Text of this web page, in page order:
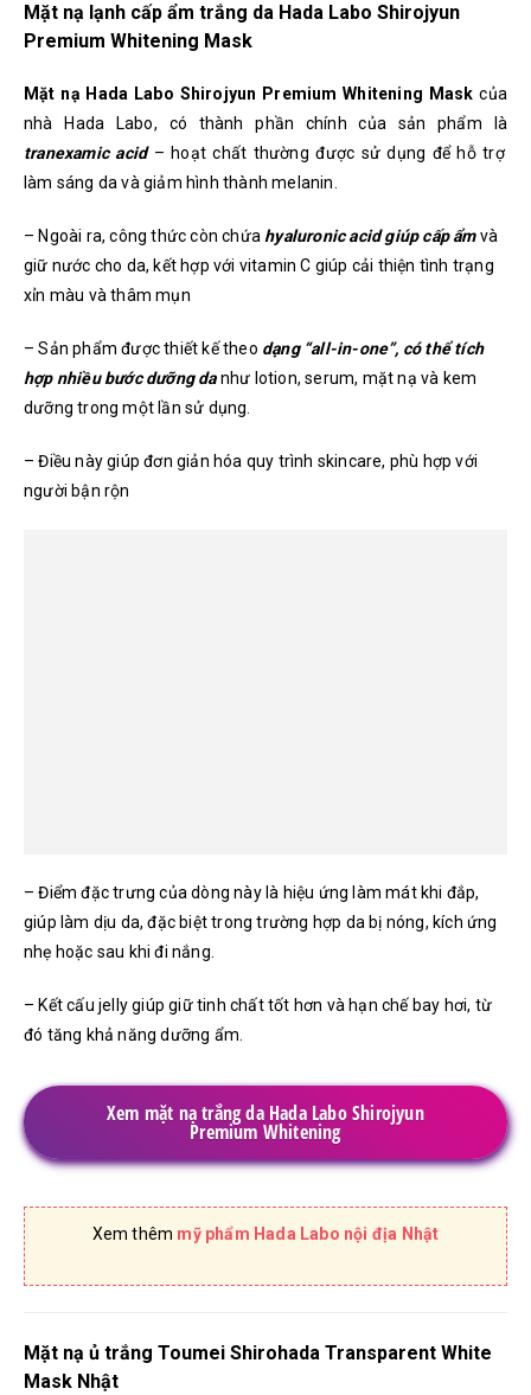
Mặt nạ lạnh cấp ẩm trắng da Hada Labo Shirojyun
Premium Whitening Mask
Mặt nạ Hada Labo Shirojyun Premium Whitening Maskcủa
nhà Hada Labo, có thành phần chính của sản phẩm là
tranexamic acid – hoạt chất thường được sử dụng để hỗ trợ
làm sáng da và giảm hình thành melanin.
– Ngoài ra, công thức còn chứahyaluronic acid giúp cấp ẩm và
giữ nước cho da, kết hợp với vitamin C giúp cải thiện tình trạng
xỉn màu và thâm mụn
– Sản phẩm được thiết kế theo dạng “all-in-one”, có thể tích
hợp nhiều bước dưỡng danhư lotion, serum, mặt nạ và kem
dưỡng trong một lần sử dụng.
– Điều này giúp đơn giản hóa quy trình skincare, phù hợp với
người bận rộn
– Điểm đặc trưng của dòng này là hiệu ứng làm mát khi đắp,
giúp làm dịu da, đặc biệt trong trường hợp da bị nóng, kích ứng
nhẹ hoặc sau khi đi nắng.
– Kết cấu jelly giúp giữ tinh chất tốt hơn và hạn chế bay hơi, từ
đó tăng khả năng dưỡng ẩm.
Xem mặt nạ trắng da Hada Labo Shirojyun
Premium Whitening
Xem thêm mỹ phẩm Hada Labo nội địa Nhật
Mặt nạ ủ trắng Toumei Shirohada Transparent White
Mask Nhật